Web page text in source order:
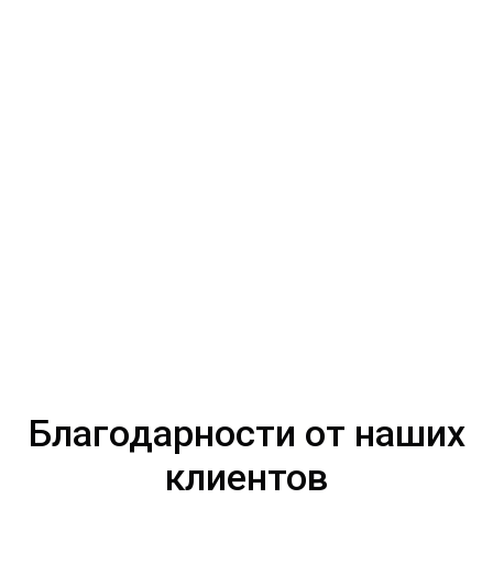
Благодарности от наших
клиентов